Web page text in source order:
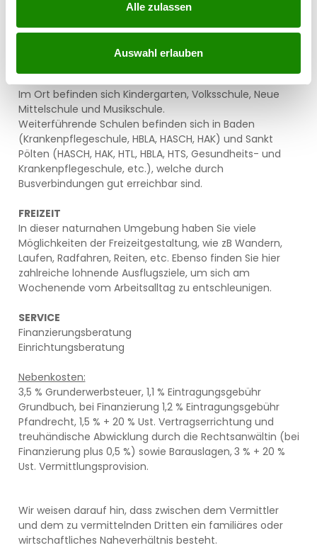
Alle zulassen
Auswahl erlauben
Bus 169 – Alland - Wien Hauptbahnhof
Mit dem Auto gelangen Sie über die Auffahrten Alland
bzw. Mayerling auf der A21 nach St. Pölten bzw. Wien .
Im Ort befinden sich Kindergarten, Volksschule, Neue
Mittelschule und Musikschule.
Weiterführende Schulen befinden sich in Baden
(Krankenpflegeschule, HBLA, HASCH, HAK) und Sankt
Pölten (HASCH, HAK, HTL, HBLA, HTS, Gesundheits- und
Krankenpflegeschule, etc.), welche durch
Busverbindungen gut erreichbar sind.
FREIZEIT
In dieser naturnahen Umgebung haben Sie viele
Möglichkeiten der Freizeitgestaltung, wie zB Wandern,
Laufen, Radfahren, Reiten, etc. Ebenso finden Sie hier
zahlreiche lohnende Ausflugsziele, um sich am
Wochenende vom Arbeitsalltag zu entschleunigen.
SERVICE
Finanzierungsberatung
Einrichtungsberatung
Nebenkosten:
3,5 % Grunderwerbsteuer, 1,1 % Eintragungsgebühr
Grundbuch, bei Finanzierung 1,2 % Eintragungsgebühr
Pfandrecht, 1,5 % + 20 % Ust. Vertragserrichtung und
treuhändische Abwicklung durch die Rechtsanwältin (bei
Finanzierung plus 0,5 %) sowie Barauslagen,3 % + 20 %
Ust. Vermittlungsprovision.
Wir weisen darauf hin, dass zwischen dem Vermittler
und dem zu vermittelnden Dritten ein familiäres oder
wirtschaftliches Naheverhältnis besteht.